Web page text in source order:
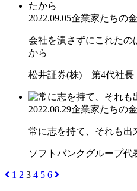
2022.09.05企業家たちの
会社を潰さずにこれたの
から
松井証券(株) 第4代社
2022.08.29企業家たちの
常に志を持て、それも出
ソフトバンクグループ
1 2 3 4 5 6